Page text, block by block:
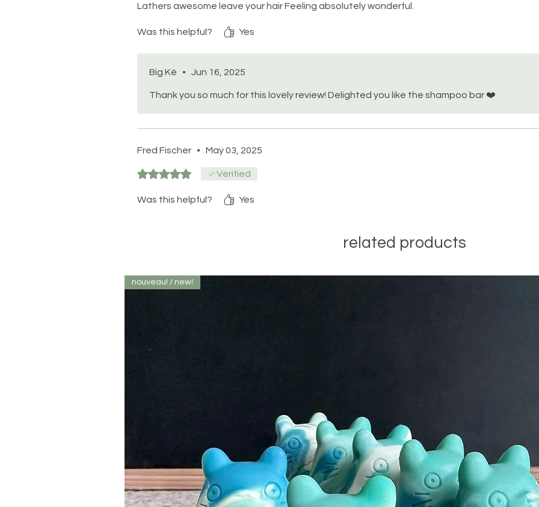
Lathers awesome leave your hair Feeling absolutely wonderful.
Was this helpful? Yes
Big Ké • Jun 16, 2025
Thank you so much for this lovely review! Delighted you like the shampoo bar ❤️
Fred Fischer • May 03, 2025
Rated 5 out of 5 stars.Verified
Was this helpful? Yes
related products
nouveau! / new!